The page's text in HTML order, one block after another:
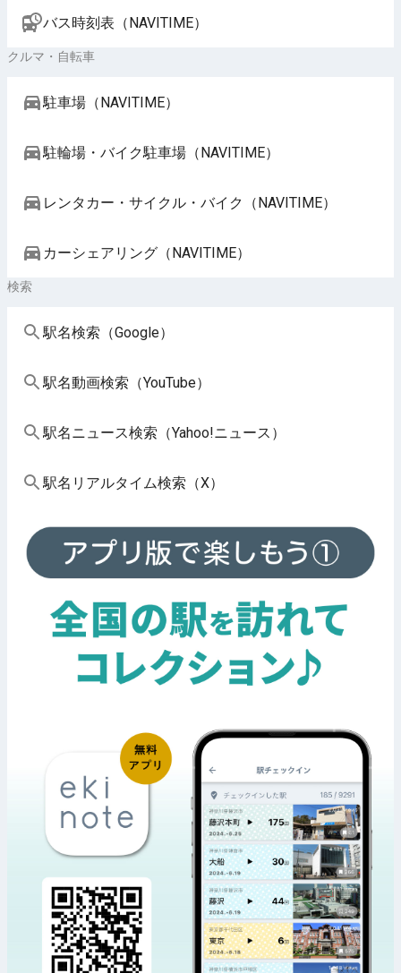
バス時刻表（NAVITIME）
クルマ・自転車
駐車場（NAVITIME）
駐輪場・バイク駐車場（NAVITIME）
レンタカー・サイクル・バイク（NAVITIME）
カーシェアリング（NAVITIME）
検索
駅名検索（Google）
駅名動画検索（YouTube）
駅名ニュース検索（Yahoo!ニュース）
駅名リアルタイム検索（X）